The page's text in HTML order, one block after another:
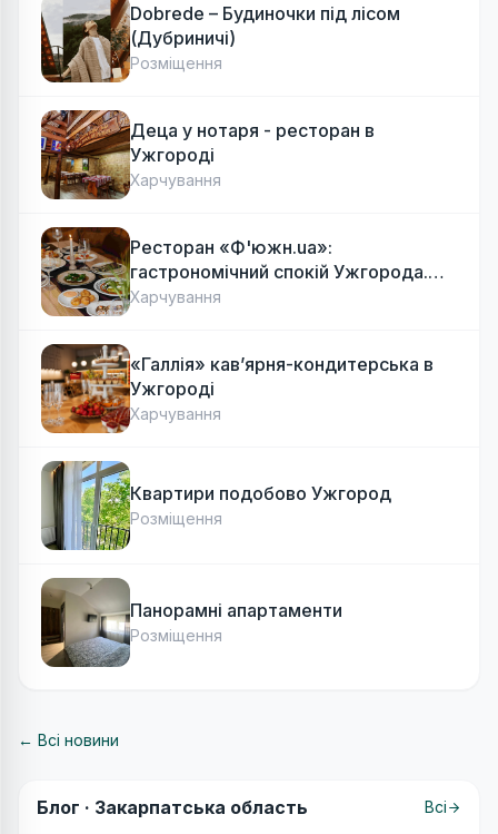
Dobrede – Будиночки під лісом
(Дубриничі)
Розміщення
Деца у нотаря - ресторан в
Ужгороді
Харчування
Ресторан «Ф'южн.ua»:
гастрономічний спокій Ужгорода.
Авторська локальна кухня, затишок
Харчування
«Галлія» кав’ярня-кондитерська в
Ужгороді
Харчування
Квартири подобово Ужгород
Розміщення
Панорамні апартаменти
Розміщення
← Всі новини
Блог · Закарпатська область Всі